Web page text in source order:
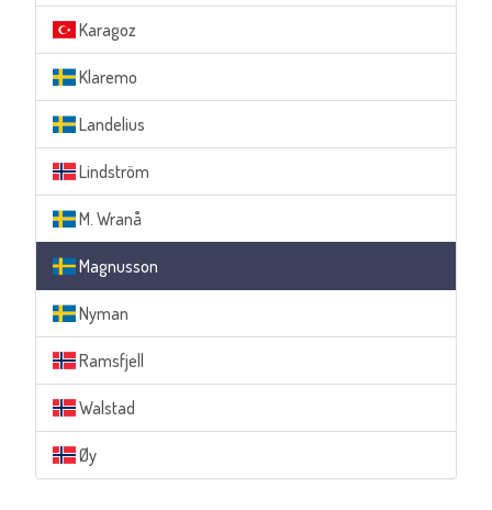
Karagoz
Klaremo
Landelius
Lindström
M. Wranå
Magnusson
Nyman
Ramsfjell
Walstad
Øy